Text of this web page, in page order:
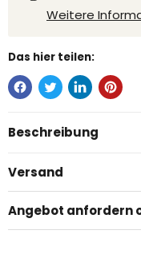
Weitere
Das hier teilen:
Beschreibung
Versand
Angebot anfordern